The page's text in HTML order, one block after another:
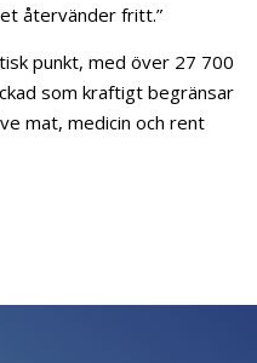
återvänder fritt.”
punkt, med över 27 700
som kraftigt begränsar
mat, medicin och rent